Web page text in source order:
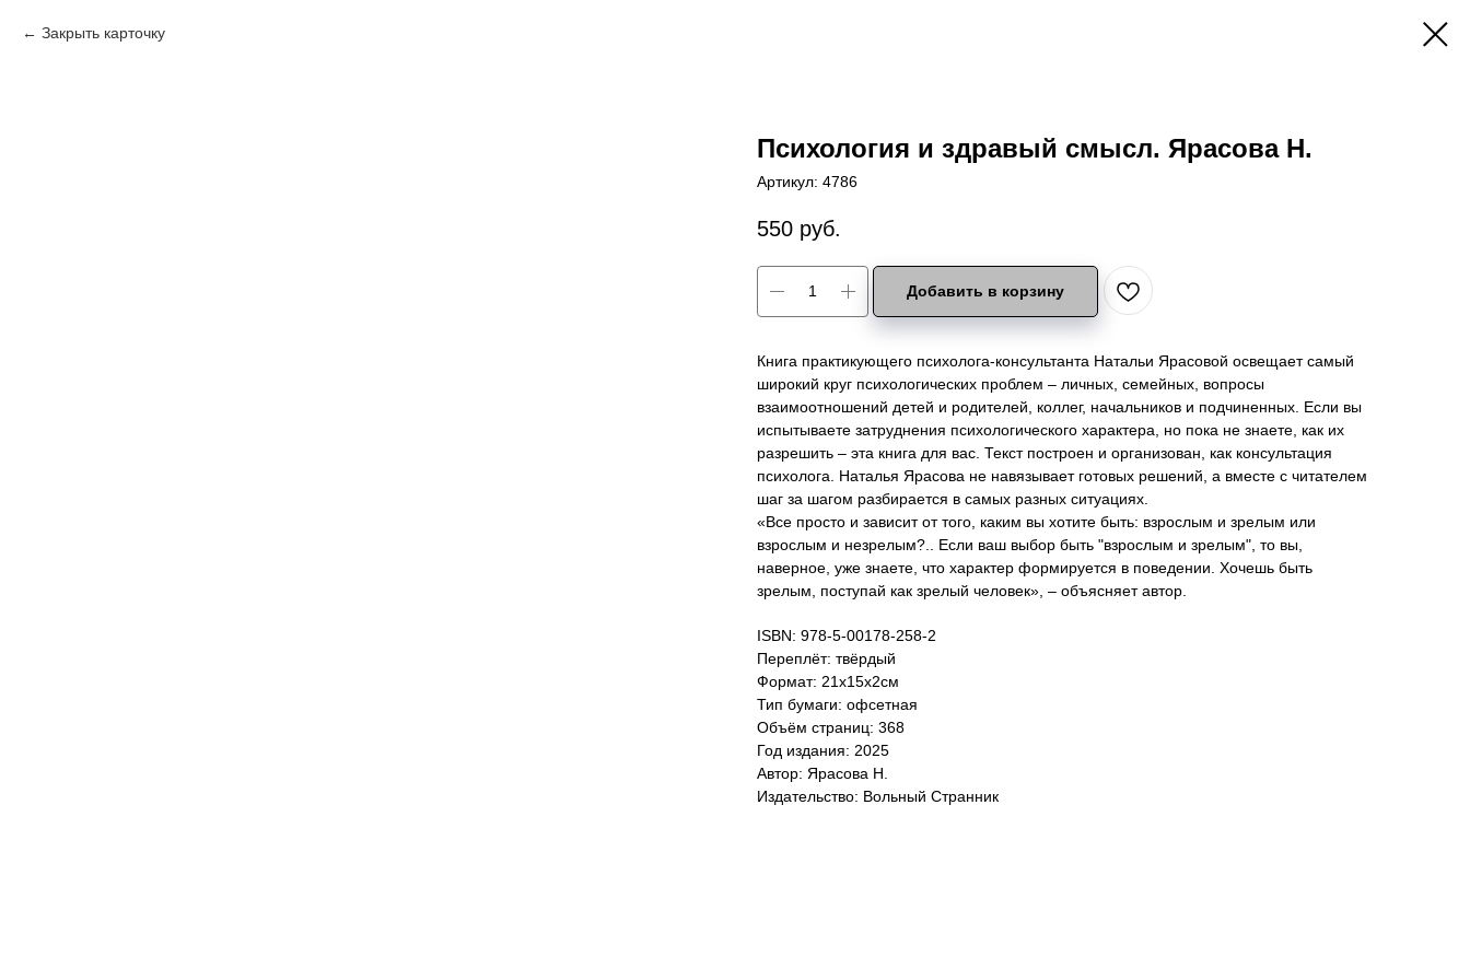
Закрыть карточку
Психология и здравый смысл. Ярасова Н.
Артикул: 4786
550 руб.
Добавить в корзину
Книга практикующего психолога-консультанта Натальи Ярасовой освещает самый
широкий круг психологических проблем – личных, семейных, вопросы
взаимоотношений детей и родителей, коллег, начальников и подчиненных. Если вы
испытываете затруднения психологического характера, но пока не знаете, как их
разрешить – эта книга для вас. Текст построен и организован, как консультация
психолога. Наталья Ярасова не навязывает готовых решений, а вместе с читателем
шаг за шагом разбирается в самых разных ситуациях.
«Все просто и зависит от того, каким вы хотите быть: взрослым и зрелым или
взрослым и незрелым?.. Если ваш выбор быть "взрослым и зрелым", то вы,
наверное, уже знаете, что характер формируется в поведении. Хочешь быть
зрелым, поступай как зрелый человек», – объясняет автор.
ISBN: 978-5-00178-258-2
Переплёт: твёрдый
Формат: 21х15х2см
Тип бумаги: офсетная
Объём страниц: 368
Год издания: 2025
Автор: Ярасова Н.
Издательство: Вольный Странник